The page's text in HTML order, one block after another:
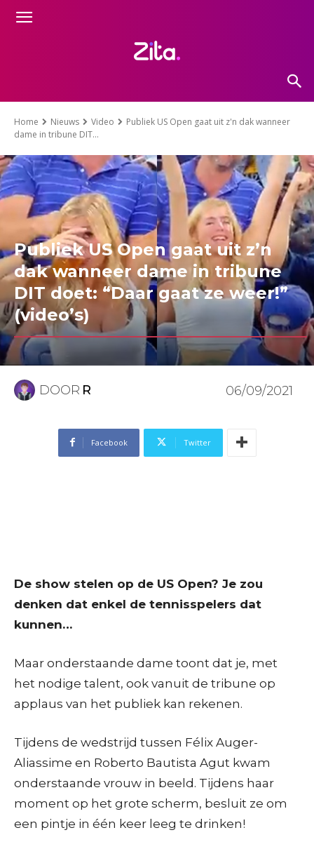
Home Nieuws Video
Publiek US Open gaat uit z'n dak wanneer
dame in tribune DIT...
Publiek US Open gaat uit z’n
dak wanneer dame in tribune
DIT doet: “Daar gaat ze weer!”
(video’s)
DOOR R 06/09/2021
Facebook Twitter
De show stelen op de US Open? Je zou
denken dat enkel de tennisspelers dat
kunnen…
Maar onderstaande dame toont dat je, met
het nodige talent, ook vanuit de tribune op
applaus van het publiek kan rekenen.
Tijdens de wedstrijd tussen Félix Auger-
Aliassime en Roberto Bautista Agut kwam
onderstaande vrouw in beeld. Tijdens haar
moment op het grote scherm, besluit ze om
een pintje in één keer leeg te drinken!